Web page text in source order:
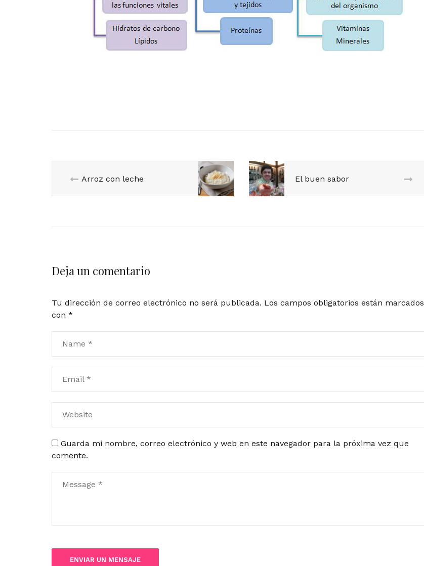
Arroz con leche El buen sabor
Deja un comentario
Tu dirección de correo electrónico no será publicada. Los campos obligatorios están marcados
con *
Guarda mi nombre, correo electrónico y web en este navegador para la próxima vez que
comente.